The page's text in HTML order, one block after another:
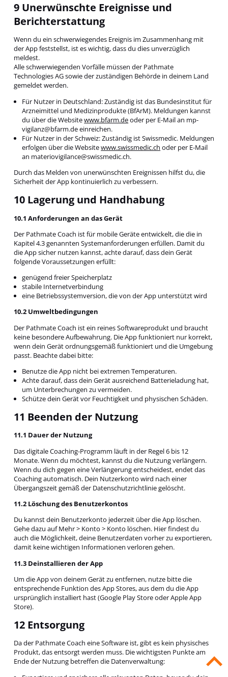
9 Unerwünschte Ereignisse und
Berichterstattung
Wenn du ein schwerwiegendes Ereignis im Zusammenhang mit
der App feststellst, ist es wichtig, dass du dies unverzüglich
meldest.
Alle schwerwiegenden Vorfälle müssen der Pathmate
Technologies AG sowie der zuständigen Behörde in deinem Land
gemeldet werden.
Für Nutzer in Deutschland: Zuständig ist das Bundesinstitut für
Arzneimittel und Medizinprodukte (BfArM). Meldungen kannst
du über die Websitewww.bfarm.deoder per E-Mail an mp-
vigilanz@bfarm.de einreichen.
Für Nutzer in der Schweiz: Zuständig ist Swissmedic. Meldungen
erfolgen über die Websitewww.swissmedic.ch oder per E-Mail
an materiovigilance@swissmedic.ch.
Durch das Melden von unerwünschten Ereignissen hilfst du, die
Sicherheit der App kontinuierlich zu verbessern.
10 Lagerung und Handhabung
10.1 Anforderungen an das Gerät
Der Pathmate Coach ist für mobile Geräte entwickelt, die die in
Kapitel 4.3 genannten Systemanforderungen erfüllen. Damit du
die App sicher nutzen kannst, achte darauf, dass dein Gerät
folgende Voraussetzungen erfüllt:
genügend freier Speicherplatz
stabile Internetverbindung
eine Betriebssystemversion, die von der App unterstützt wird
10.2 Umweltbedingungen
Der Pathmate Coach ist ein reines Softwareprodukt und braucht
keine besondere Aufbewahrung. Die App funktioniert nur korrekt,
wenn dein Gerät ordnungsgemäß funktioniert und die Umgebung
passt. Beachte dabei bitte:
Benutze die App nicht bei extremen Temperaturen.
Achte darauf, dass dein Gerät ausreichend Batterieladung hat,
um Unterbrechungen zu vermeiden.
Schütze dein Gerät vor Feuchtigkeit und physischen Schäden.
11 Beenden der Nutzung
11.1 Dauer der Nutzung
Das digitale Coaching-Programm läuft in der Regel 6 bis 12
Monate. Wenn du möchtest, kannst du die Nutzung verlängern.
Wenn du dich gegen eine Verlängerung entscheidest, endet das
Coaching automatisch. Dein Nutzerkonto wird nach einer
Übergangszeit gemäß der Datenschutzrichtlinie gelöscht.
11.2 Löschung des Benutzerkontos
Du kannst dein Benutzerkonto jederzeit über die App löschen.
Gehe dazu auf Mehr > Konto > Konto löschen. Hier findest du
auch die Möglichkeit, deine Benutzerdaten vorher zu exportieren,
damit keine wichtigen Informationen verloren gehen.
11.3 Deinstallieren der App
Um die App von deinem Gerät zu entfernen, nutze bitte die
entsprechende Funktion des App Stores, aus dem du die App
ursprünglich installiert hast (Google Play Store oder Apple App
Store).
12 Entsorgung
Da der Pathmate Coach eine Software ist, gibt es kein physisches
Produkt, das entsorgt werden muss. Die wichtigsten Punkte am
Ende der Nutzung betreffen die Datenverwaltung: